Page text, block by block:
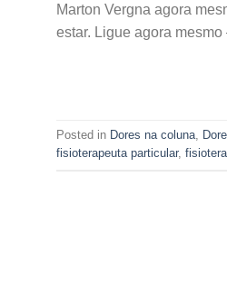
Marton Vergna agora
estar. Ligue agora
Posted in Dores na coluna,
fisioterapeuta particular,